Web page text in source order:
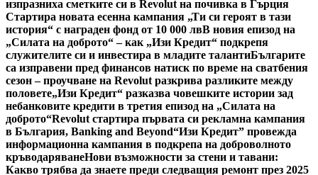
изпразниха сметките си в Revolut на почивка в Гърция
Стартира новата есенна кампания „Ти си героят в тази
история“ с награден фонд от 10 000 лвВ новия епизод на
„Силата на доброто“ – как „Изи Кредит“ подкрепя
служителите си и инвестира в младите талантиБългарите
са изправени пред финансов натиск по време на сватбения
сезон – проучване на Revolut разкрива разликите между
половете„Изи Кредит“ разказва човешките истории зад
небанковите кредити в третия епизод на „Силата на
доброто“Revolut стартира първата си рекламна кампания
в България, Banking and Beyond“Изи Кредит” провежда
информационна кампания в подкрепа на доброволното
кръводаряванеНови възможности за стени и тавани:
Какво трябва да знаете преди следващия ремонт през 2025